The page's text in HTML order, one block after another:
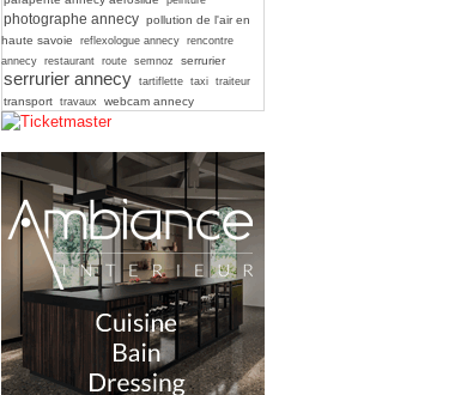
photographe annecy pollution de l'air en
haute savoie
reflexologue annecy rencontre
annecy restaurant route semnoz serrurier
serrurier annecy tartiflette taxi traiteur
transport travaux webcam annecy